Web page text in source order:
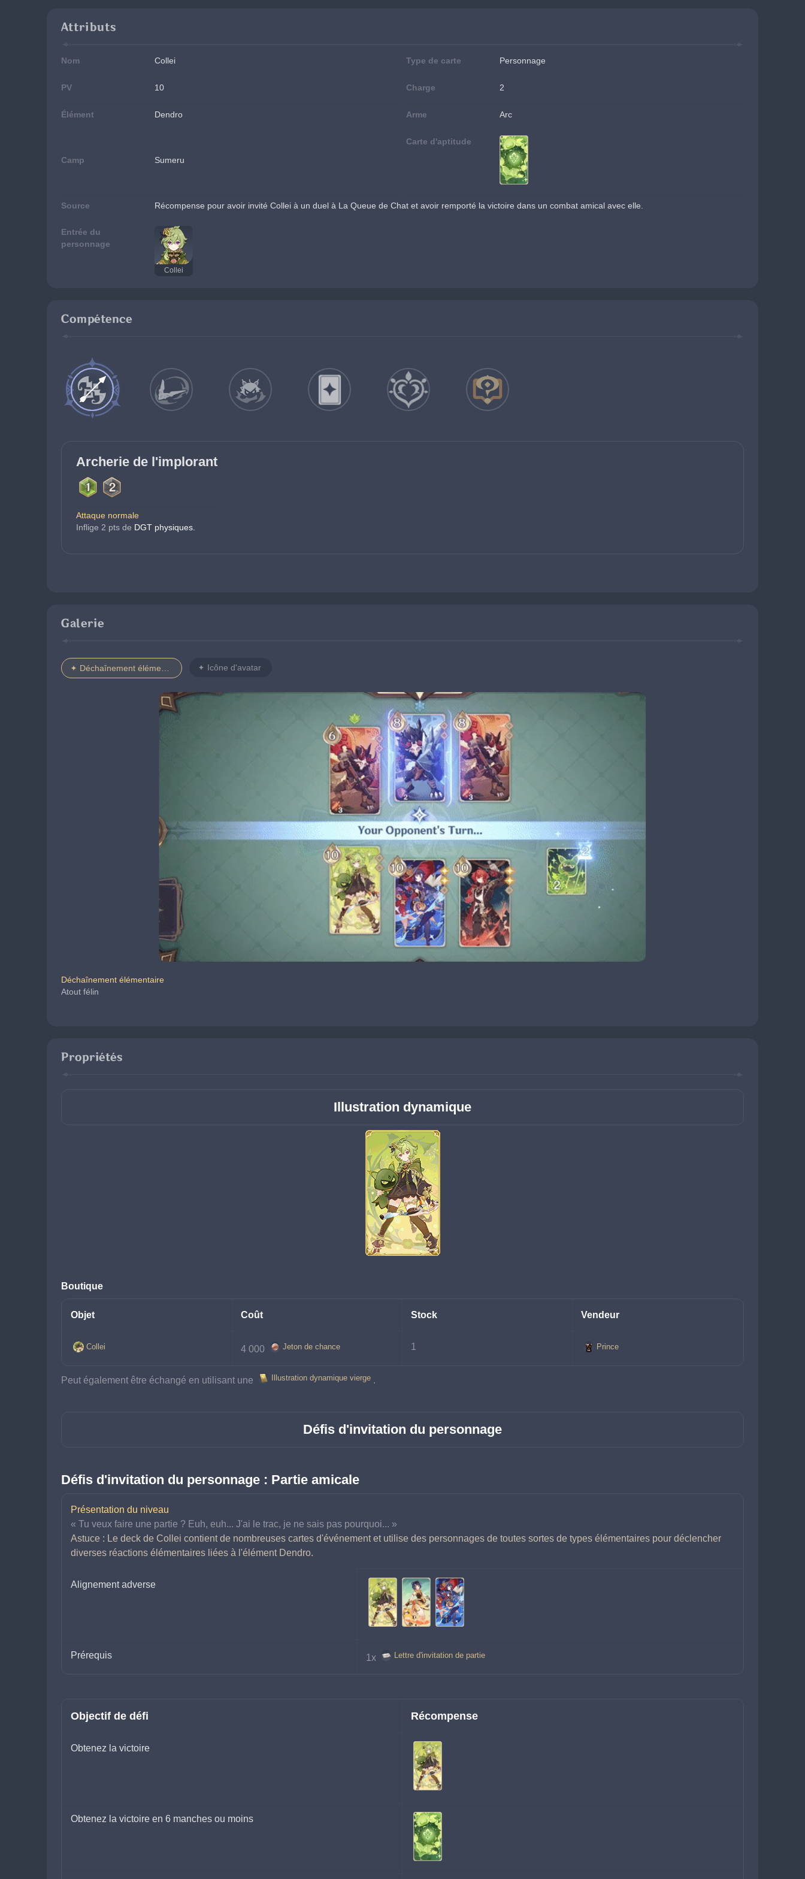
Attributs
Nom Collei Type de carte Personnage
PV 10 Charge 2
Élément Dendro Arme Arc
Camp Sumeru
Carte d'aptitude
Source Récompense pour avoir invité Collei à un duel à La Queue de Chat et avoir remporté la victoire dans un combat amical avec elle.
Entrée du
personnage
Collei
Compétence
Archerie de l'implorant
Attaque normale
Inflige 2 pts de DGT physiques.
Galerie
Icône d'avatar
Déchaînement élémentaire
Atout félin
Propriétés
Illustration dynamique
Boutique
Objet Coût Stock Vendeur
Collei 4 000 Jeton de chance 1 Prince
Peut également être échangé en utilisant une Illustration dynamique vierge .
Défis d'invitation du personnage
Défis d'invitation du personnage : Partie amicale
Présentation du niveau
« Tu veux faire une partie ? Euh, euh... J'ai le trac, je ne sais pas pourquoi... »
Astuce : Le deck de Collei contient de nombreuses cartes d'événement et utilise des personnages de toutes sortes de types élémentaires pour déclencher
diverses réactions élémentaires liées à l'élément Dendro.
Alignement adverse
Prérequis 1x Lettre d'invitation de partie
Objectif de défi Récompense
Obtenez la victoire
Obtenez la victoire en 6 manches ou moins